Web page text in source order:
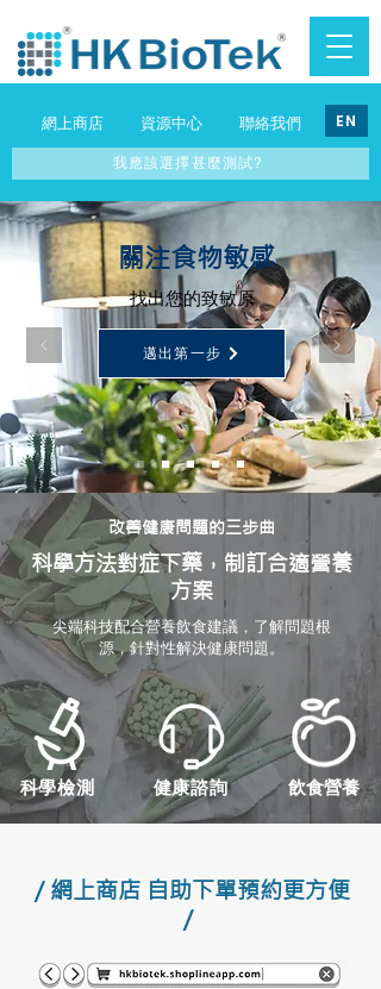
網上商店 資源中心 聯絡我們 EN
我應該選擇甚麼測試?
關注食物敏感
找出您的致敏原
邁出第一步
改善健康問題的三步曲
科學方法對症下藥，制訂合適營養
方案
尖端科技配合營養飲食建議，了解問題根
源，針對性解決健康問題。
科學檢測 健康諮詢 飲食營養
/ 網上商店 自助下單預約更方便
/